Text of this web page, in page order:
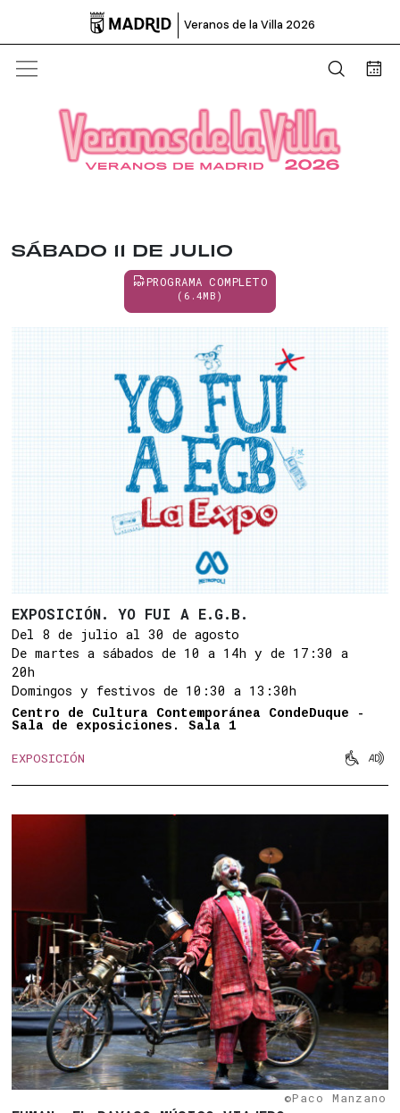
 Veranos de la Villa 2026
Abrir
SÁBADO 11 DE JULIO
PROGRAMA COMPLETO
(6.4MB)
EXPOSICIÓN. YO FUI A E.G.B.
Del 8 de julio al 30 de agosto
De martes a sábados de 10 a 14h y de 17:30 a
20h
Domingos y festivos de 10:30 a 13:30h
Centro de Cultura Contemporánea CondeDuque -
Sala de exposiciones. Sala 1
EXPOSICIÓN  
©Paco Manzano